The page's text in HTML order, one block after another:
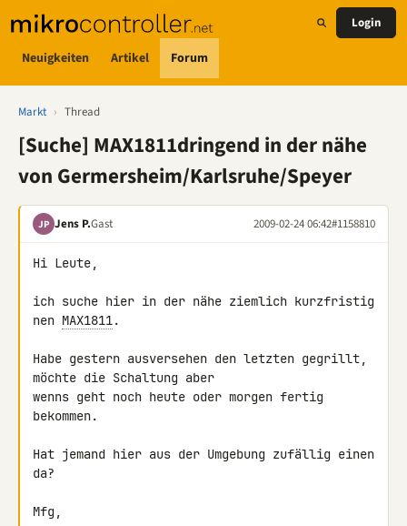
Neuigkeiten Artikel Forum
Login
Markt › Thread
[Suche] MAX1811dringend in der nähe
von Germersheim/Karlsruhe/Speyer
JP Jens P.Gast 2009-02-24 06:42#1158810
Hi Leute,
ich suche hier in der nähe ziemlich kurzfristig
nen MAX1811.
Habe gestern ausversehen den letzten gegrillt,
möchte die Schaltung aber
wenns geht noch heute oder morgen fertig
bekommen.
Hat jemand hier aus der Umgebung zufällig einen
da?
Mfg,